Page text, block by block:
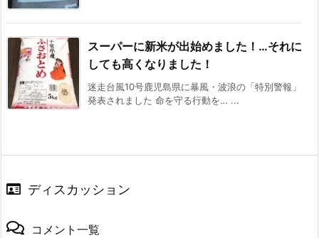
スーパーに新米が出始めました！…それに
しても高くなりました！
迷走台風10号鹿児島県に暴風・波浪の「特別警報」
発表されました 命を守る行動を… ...
ディスカッション
コメント一覧